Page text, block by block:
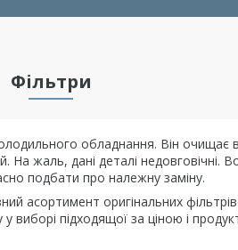
Фільтри
обладнання. Він очищає
На жаль, дані деталі недовговічні.
подбати про належну заміну.
асортимент оригінальних
підходящої за ціною і